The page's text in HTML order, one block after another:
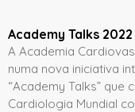
Academy Talks 2022
A Academia
numa nova iniciativa
“Academy Talks”
Cardiologia Mundial